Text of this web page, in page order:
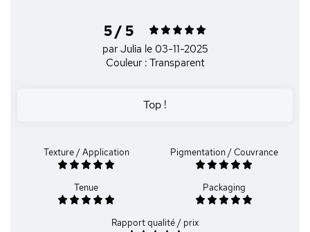
5 / 5
par Julia le 03-11-2025
Couleur : Transparent
Top !
Texture / Application Pigmentation / Couvrance
Tenue Packaging
Rapport qualité / prix